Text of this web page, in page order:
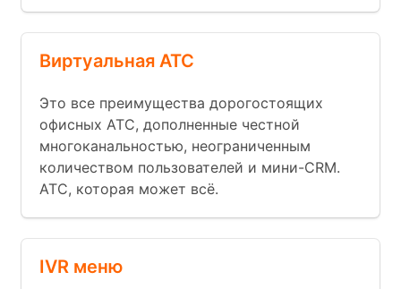
Виртуальная АТС
Это все преимущества дорогостоящих
офисных АТС, дополненные честной
многоканальностью, неограниченным
количеством пользователей и мини-CRM.
АТС, которая может всё.
IVR меню